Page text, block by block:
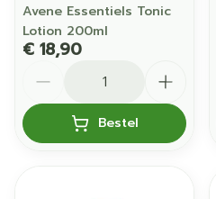
Avene Essentiels Tonic
Lotion 200ml
€ 18,90
Bestel